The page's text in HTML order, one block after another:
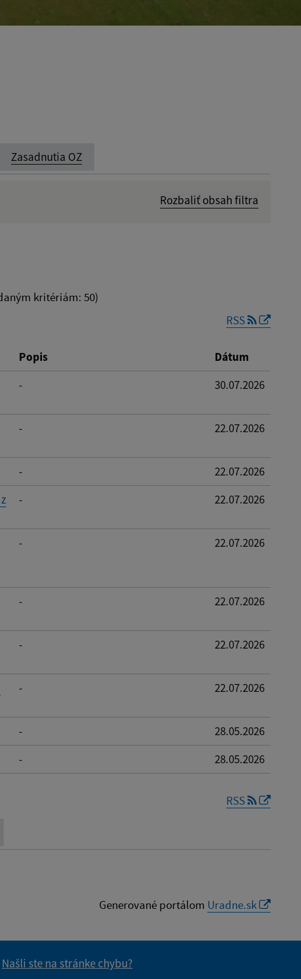
Zasadnutia OZ
Rozbaliť obsah filtra
kritériám: 50)
RSS
Popis
Dátum
- 30.07.2026
- 22.07.2026
-
22.07.2026
- 22.07.2026
- 22.07.2026
- 22.07.2026
- 22.07.2026
- 22.07.2026
-
28.05.2026
- 28.05.2026
RSS
Generované portálom Uradne.sk
Našli ste na stránke chybu?